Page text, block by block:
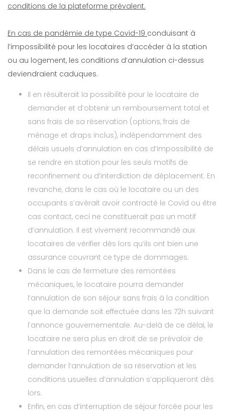
conditions de la plateforme prévalent.
En cas de pandémie de type Covid-19 conduisant à
l’impossibilité pour les locataires d’accéder à la station
ou au logement, les conditions d’annulation ci-dessus
deviendraient caduques.
Il en résulterait la possibilité pour le locataire de
demander et d’obtenir un remboursement total et
sans frais de sa réservation (options, frais de
ménage et draps inclus), indépendamment des
délais usuels d’annulation en cas d’impossibilité de
se rendre en station pour les seuls motifs de
reconfinement ou d’interdiction de déplacement. En
revanche, dans le cas où le locataire ou un des
occupants s’avérait avoir contracté le Covid ou être
cas contact, ceci ne constituerait pas un motif
d’annulation. Il est vivement recommandé aux
locataires de vérifier dès lors qu’ils ont bien une
assurance couvrant ce type de dommages.
Dans le cas de fermeture des remontées
mécaniques, le locataire pourra demander
l’annulation de son séjour sans frais à la condition
que la demande soit effectuée dans les 72h suivant
l’annonce gouvernementale. Au-delà de ce délai, le
locataire ne sera plus en droit de se prévaloir de
l’annulation des remontées mécaniques pour
demander l’annulation de sa réservation et les
conditions usuelles d’annulation s’appliqueront dès
lors.
Enfin, en cas d’interruption de séjour forcée pour les